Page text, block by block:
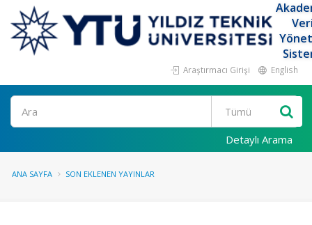
Araştırmacı Girişi English
Ara
Detaylı Arama
ANA SAYFA SON EKLENEN YAYINLAR